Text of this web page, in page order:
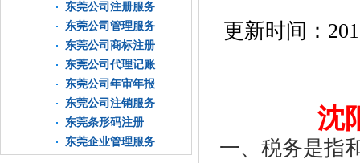
东莞公司注册服务
东莞公司管理服务
东莞公司商标注册
东莞公司代理记账
东莞公司年审年报
东莞公司注销服务
东莞条形码注册
东莞企业管理服务
更新时间：
沈
一、税务是指